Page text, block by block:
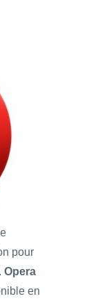
pour
Opera
en